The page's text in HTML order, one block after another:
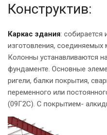
Конструктив:
Каркас здания: собирается
изготовления,
Колонны устанавливаются
фундаменте. Основные
ригели, балки покрытия,
переменного или
(09Г2С). С покрытием-